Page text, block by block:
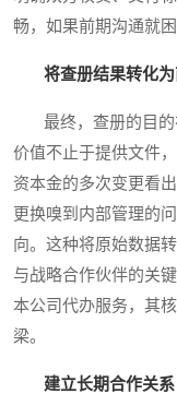
畅，如果前期沟通就
将查册结果转化
最终，查册的目的
价值不止于提供文件
资本金的多次变更看
更换嗅到内部管理的
向。这种将原始数据
与战略合作伙伴的关
本公司代办服务，其
梁。
建立长期合作关系